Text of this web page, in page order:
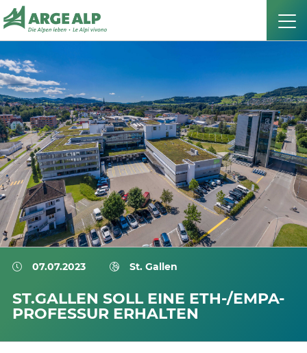
07.07.2023 St. Gallen
ST.GALLEN SOLL EINE ETH-/EMPA-
PROFESSUR ERHALTEN